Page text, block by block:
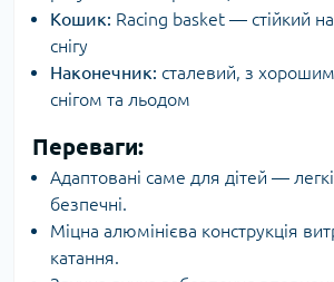
Кошик: Racing basket — стійкий
снігу
Наконечник: сталевий, з
снігом та льодом
Переваги:
Адаптовані саме для дітей —
безпечні.
Міцна алюмінієва конструкція
катання.